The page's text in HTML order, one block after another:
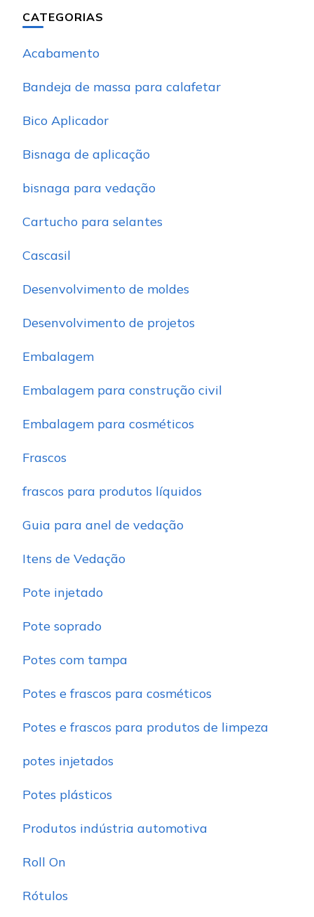
CATEGORIAS
Acabamento
Bandeja de massa para calafetar
Bico Aplicador
Bisnaga de aplicação
bisnaga para vedação
Cartucho para selantes
Cascasil
Desenvolvimento de moldes
Desenvolvimento de projetos
Embalagem
Embalagem para construção civil
Embalagem para cosméticos
Frascos
frascos para produtos líquidos
Guia para anel de vedação
Itens de Vedação
Pote injetado
Pote soprado
Potes com tampa
Potes e frascos para cosméticos
Potes e frascos para produtos de limpeza
potes injetados
Potes plásticos
Produtos indústria automotiva
Roll On
Rótulos